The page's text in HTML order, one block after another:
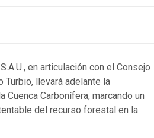
en articulación con el Consejo
llevará adelante la
Carbonífera, marcando un
del recurso forestal en la